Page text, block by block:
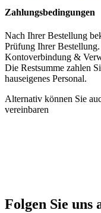
Zahlungsbedingungen
Nach Ihrer Bestellung
Prüfung Ihrer
Kontoverbindung &
Die Restsumme zahlen
hauseigenes Personal.
Alternativ können Sie
vereinbaren
Folgen Sie uns